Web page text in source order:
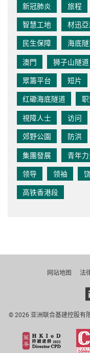
新冠肺炎
旅程
智慧工地
材迅
民生保障
海底
澳門
狮子山隧道
眾籌平台
短片
红磡海底隧道
視障人士
访问
郊野公園
防洪
集團發展
青年
领导
领袖
高铁香港段
网站地图 法
© 2026 亚洲联合基建控股有